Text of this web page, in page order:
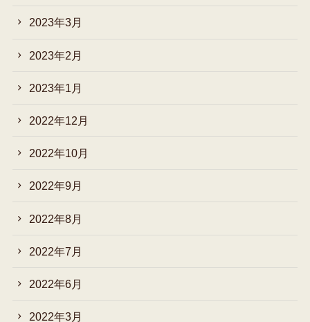
2023年3月
2023年2月
2023年1月
2022年12月
2022年10月
2022年9月
2022年8月
2022年7月
2022年6月
2022年3月